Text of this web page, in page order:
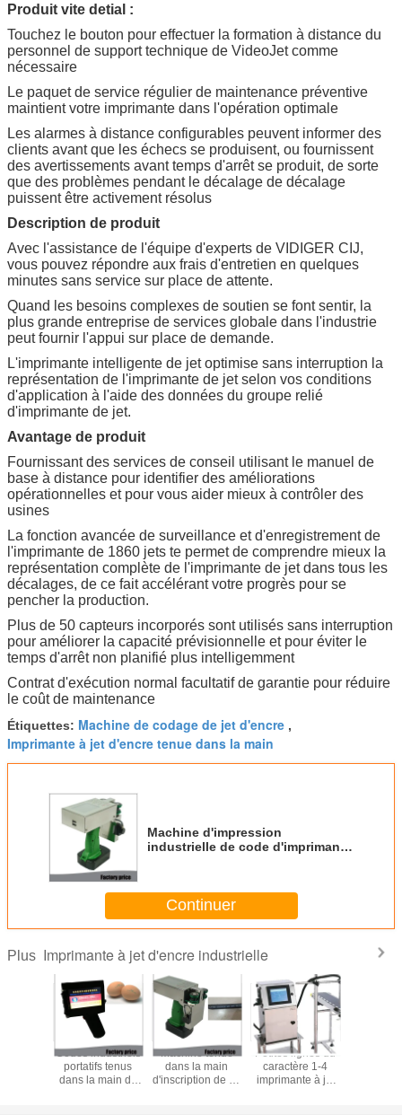
Produit vite detial :
Touchez le bouton pour effectuer la formation à distance du
personnel de support technique de VideoJet comme
nécessaire
Le paquet de service régulier de maintenance préventive
maintient votre imprimante dans l'opération optimale
Les alarmes à distance configurables peuvent informer des
clients avant que les échecs se produisent, ou fournissent
des avertissements avant temps d'arrêt se produit, de sorte
que des problèmes pendant le décalage de décalage
puissent être activement résolus
Description de produit
Avec l'assistance de l'équipe d'experts de VIDIGER CIJ,
vous pouvez répondre aux frais d'entretien en quelques
minutes sans service sur place de attente.
Quand les besoins complexes de soutien se font sentir, la
plus grande entreprise de services globale dans l'industrie
peut fournir l'appui sur place de demande.
L'imprimante intelligente de jet optimise sans interruption la
représentation de l'imprimante de jet selon vos conditions
d'application à l'aide des données du groupe relié
d'imprimante de jet.
Avantage de produit
Fournissant des services de conseil utilisant le manuel de
base à distance pour identifier des améliorations
opérationnelles et pour vous aider mieux à contrôler des
usines
La fonction avancée de surveillance et d'enregistrement de
l'imprimante de 1860 jets te permet de comprendre mieux la
représentation complète de l'imprimante de jet dans tous les
décalages, de ce fait accélérant votre progrès pour se
pencher la production.
Plus de 50 capteurs incorporés sont utilisés sans interruption
pour améliorer la capacité prévisionnelle et pour éviter le
temps d'arrêt non planifié plus intelligemment
Contrat d'exécution normal facultatif de garantie pour réduire
le coût de maintenance
Étiquettes: Machine de codage de jet d'encre ,
Imprimante à jet d'encre tenue dans la main
Machine d'impression
industrielle de code d'imprimante
Continuer
Plus Imprimante à jet d'encre industrielle
Codes industriels
portatifs tenus
dans la main de
Machine tenue
dans la main
d'inscription de jet
Petites lignes du
caractère 1-4
imprimante à jet